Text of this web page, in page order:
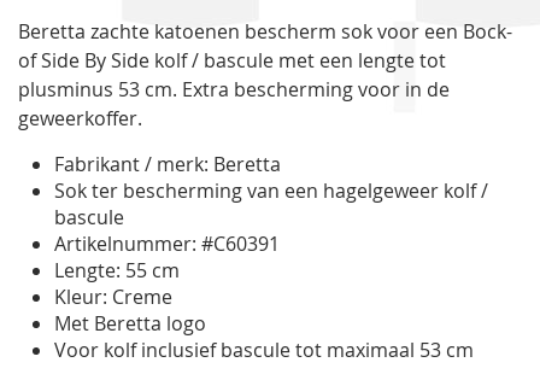
Beretta zachte katoenen bescherm sok voor een Bock-
of Side By Side kolf / bascule met een lengte tot
plusminus 53 cm. Extra bescherming voor in de
geweerkoffer.
Fabrikant / merk: Beretta
Sok ter bescherming van een hagelgeweer kolf /
bascule
Artikelnummer: #C60391
Lengte: 55 cm
Kleur: Creme
Met Beretta logo
Voor kolf inclusief bascule tot maximaal 53 cm